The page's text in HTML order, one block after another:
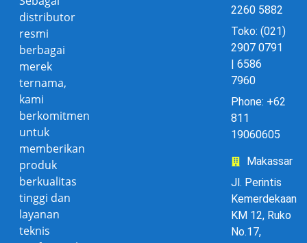
distributor
resmi
berbagai
merek
ternama,
kami
berkomitmen
untuk
memberikan
produk
berkualitas
tinggi dan
layanan
teknis
2260 5882
Toko: (021)
2907 0791
| 6586
7960
Phone: +62
811
19060605
Makassar
Jl. Perintis
Kemerdekaan
KM 12, Ruko
No.17,